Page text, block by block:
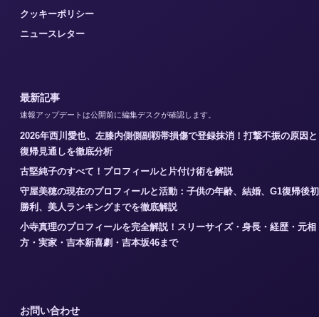
クッキーポリシー
ニュースレター
最新記事
速報アップデートは公開前に編集デスクが確認します。
2026年西川愛也、左膝内側側副靱帯損傷で登録抹消！打撃不振の原因と
復帰見通しを徹底分析
古堅純子のすべて！プロフィールと片付け術を解説
守屋美穂の現在のプロフィールと活動：子供の年齢、結婚、G1復帰後初
勝利、美人ランキングまでを徹底解説
小寺真理のプロフィールを完全解説！スリーサイズ・身長・経歴・元相
方・実家・吉本新喜劇・吉本坂46まで
お問い合わせ